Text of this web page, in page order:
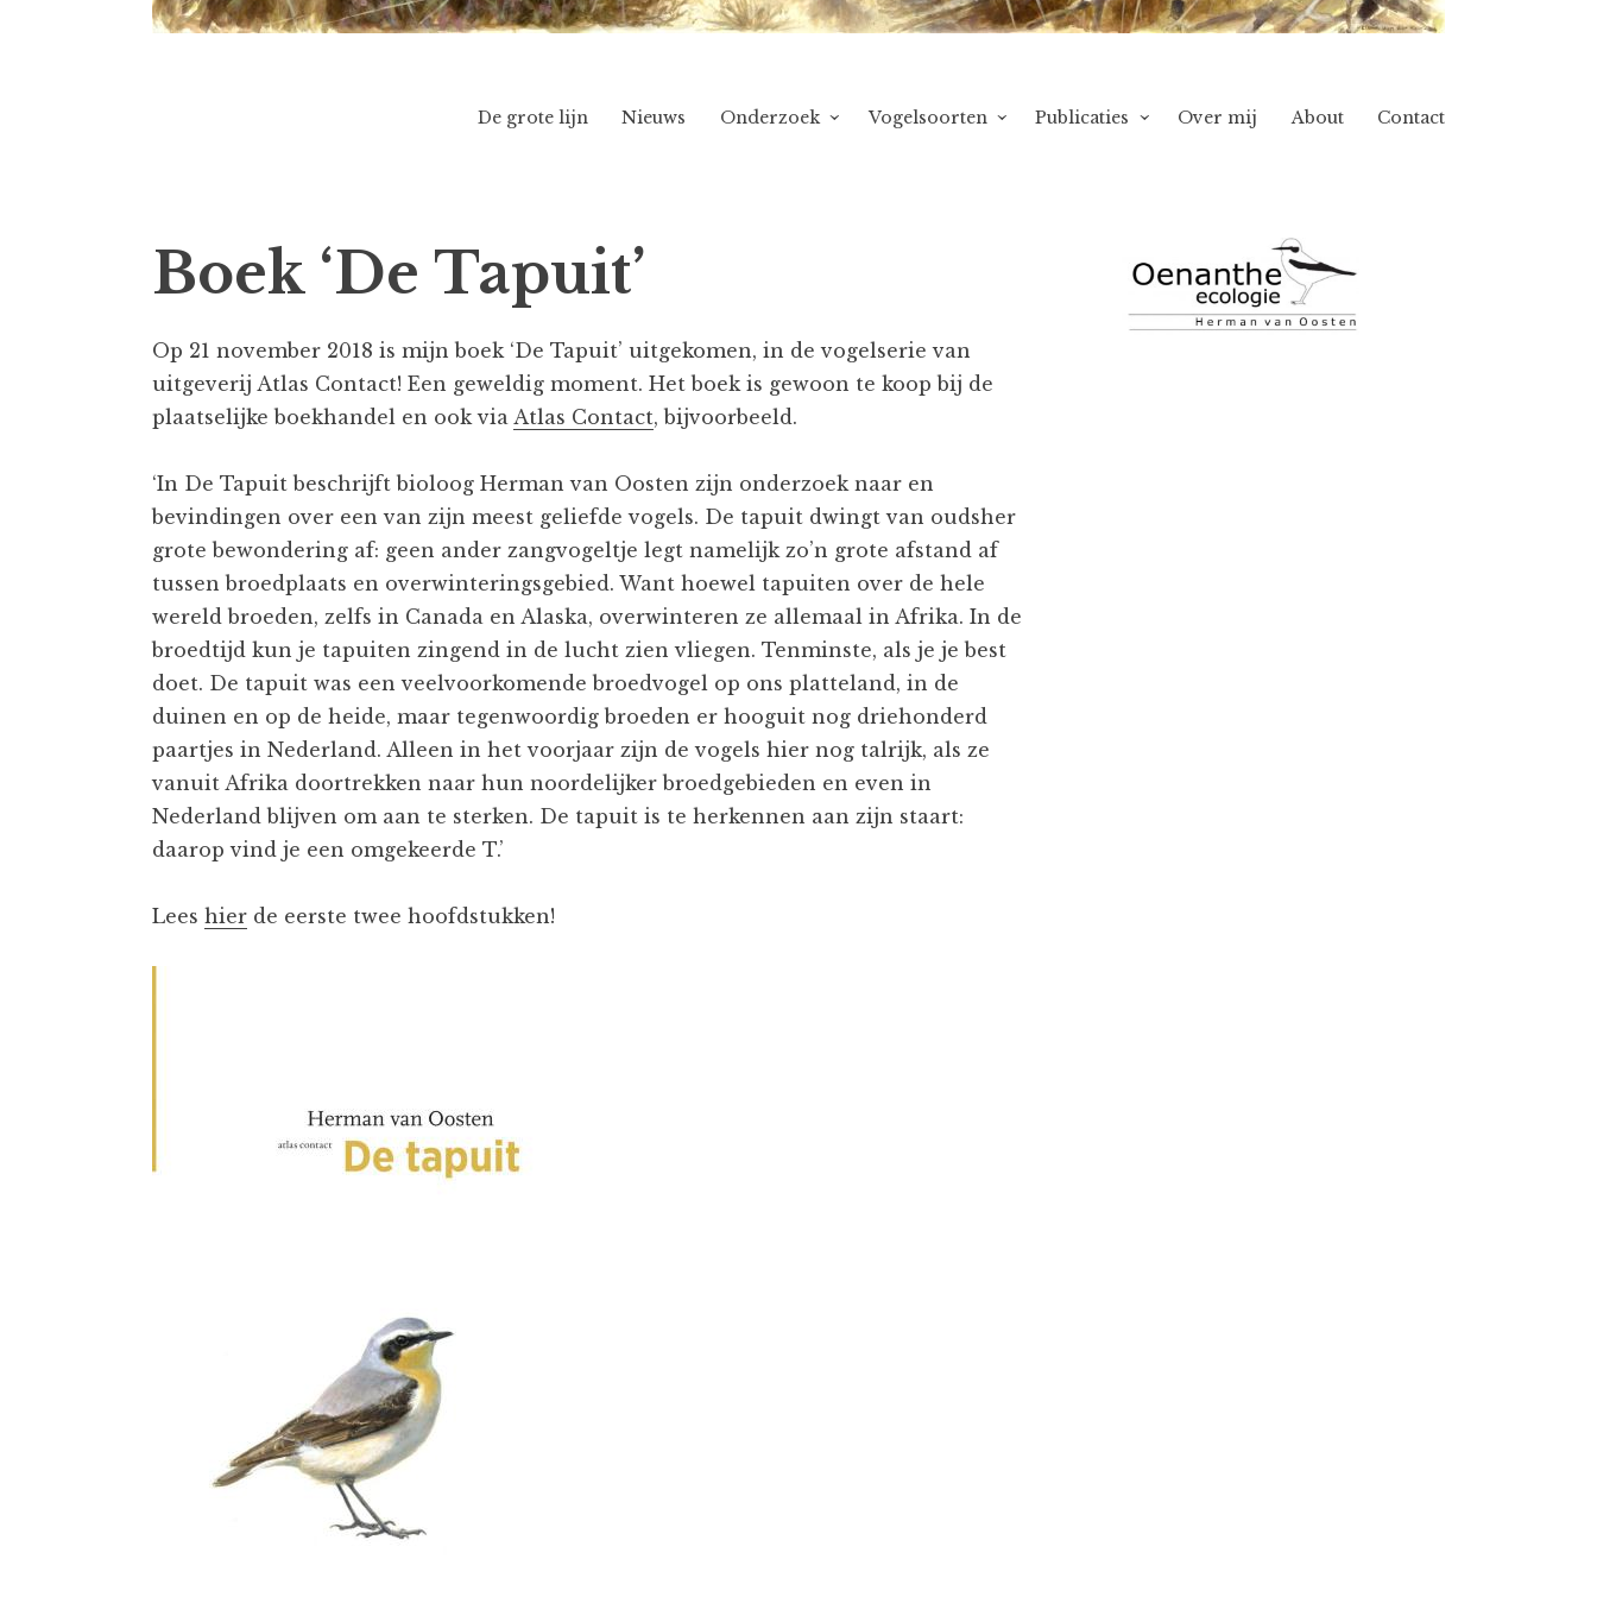
De grote lijn Nieuws Onderzoek Vogelsoorten Publicaties Over mij About Contact
Boek ‘De Tapuit’
Op 21 november 2018 is mijn boek ‘De Tapuit’ uitgekomen, in de vogelserie van
uitgeverij Atlas Contact! Een geweldig moment. Het boek is gewoon te koop bij de
plaatselijke boekhandel en ook via Atlas Contact, bijvoorbeeld.
‘In De Tapuit beschrijft bioloog Herman van Oosten zijn onderzoek naar en
bevindingen over een van zijn meest geliefde vogels. De tapuit dwingt van oudsher
grote bewondering af: geen ander zangvogeltje legt namelijk zo’n grote afstand af
tussen broedplaats en overwinteringsgebied. Want hoewel tapuiten over de hele
wereld broeden, zelfs in Canada en Alaska, overwinteren ze allemaal in Afrika. In de
broedtijd kun je tapuiten zingend in de lucht zien vliegen. Tenminste, als je je best
doet. De tapuit was een veelvoorkomende broedvogel op ons platteland, in de
duinen en op de heide, maar tegenwoordig broeden er hooguit nog driehonderd
paartjes in Nederland. Alleen in het voorjaar zijn de vogels hier nog talrijk, als ze
vanuit Afrika doortrekken naar hun noordelijker broedgebieden en even in
Nederland blijven om aan te sterken. De tapuit is te herkennen aan zijn staart:
daarop vind je een omgekeerde T.’
Lees hier de eerste twee hoofdstukken!